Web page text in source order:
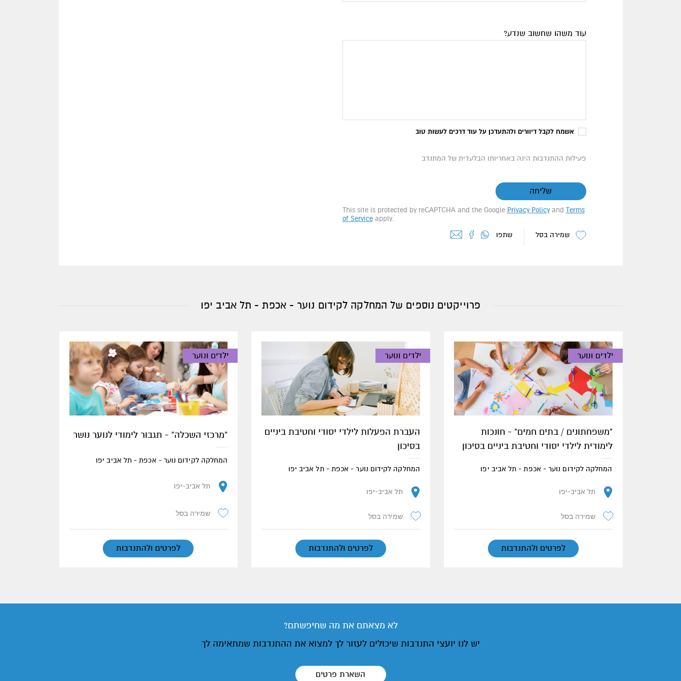
עוד משהו שחשוב שנדע?
אשמח לקבל דיוורים ולהתעדכן על עוד דרכים לעשות טוב
פעילות ההתנדבות הינה באחריותו הבלעדית של המתנדב
שליחה
This site is protected by reCAPTCHA and the Google Privacy Policyand Terms
of Serviceapply.
שמירה בסל
שתפו
פרוייקטים נוספים של המחלקה לקידום נוער - אכפת - תל אביב יפו
ילדים ונוער
"משפחתונים / בתים חמים" - חונכות
לימודית לילדי יסודי וחטיבת ביניים בסיכון
המחלקה לקידום נוער - אכפת - תל אביב יפו
תל אביב-יפו
שמירה בסל
לפרטים ולהתנדבות
ילדים ונוער
העברת הפעלות לילדי יסודי וחטיבת ביניים
בסיכון
המחלקה לקידום נוער - אכפת - תל אביב יפו
תל אביב-יפו
שמירה בסל
לפרטים ולהתנדבות
ילדים ונוער
"מרכזי השכלה" - תגבור לימודי לנוער נושר
המחלקה לקידום נוער - אכפת - תל אביב יפו
תל אביב-יפו
שמירה בסל
לפרטים ולהתנדבות
לא מצאתם את מה שחיפשתם?
יש לנו יועצי התנדבות שיכולים לעזור לך למצוא את ההתנדבות שמתאימה לך
השארת פרטים